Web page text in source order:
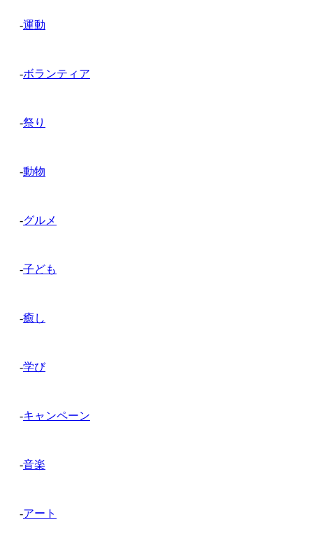
-運動
-ボランティア
-祭り
-動物
-グルメ
-子ども
-癒し
-学び
-キャンペーン
-音楽
-アート